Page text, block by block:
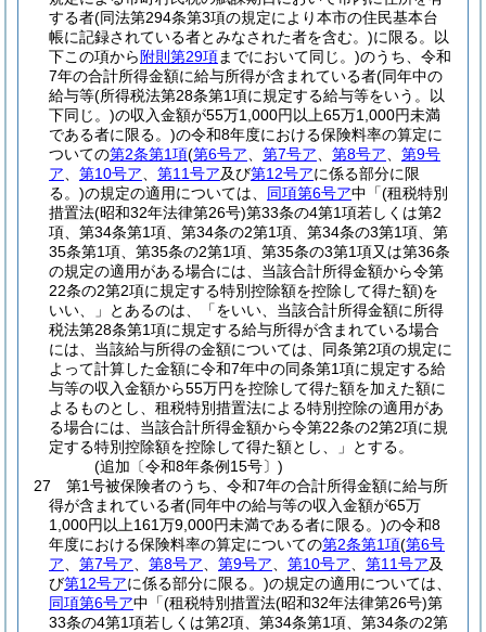
する者(同法第294条第3項の規定により本市の住民基本台
帳に記録されている者とみなされた者を含む。)に限る。以
下この項から 附則第29項までにおいて同じ。)のうち、令和
7年の合計所得金額に給与所得が含まれている者(同年中の
給与等(所得税法第28条第1項に規定する給与等をいう。以
下同じ。)の収入金額が55万1,000円以上65万1,000円未満
である者に限る。)の令和8年度における保険料率の算定に
ついての第2条第1項(第6号ア 第7号ア 第8号ア
第9号
ア
第10号ア 第11号ア及び第12号アに係る部分に限
る。)の規定の適用については、 同項第6号ア中「(租税特別
措置法(昭和32年法律第26号)第33条の4第1項若しくは第2
項、第34条第1項、第34条の2第1項、第34条の3第1項、第
35条第1項、第35条の2第1項、第35条の3第1項又は第36条
の規定の適用がある場合には、当該合計所得金額から令第
22条の2第2項に規定する特別控除額を控除して得た額)を
いい、」とあるのは、「をいい、当該合計所得金額に所得
税法第28条第1項に規定する給与所得が含まれている場合
には、当該給与所得の金額については、同条第2項の規定に
よって計算した金額に令和7年中の同条第1項に規定する給
与等の収入金額から55万円を控除して得た額を加えた額に
よるものとし、租税特別措置法による特別控除の適用があ
る場合には、当該合計所得金額から令第22条の2第2項に規
定する特別控除額を控除して得た額とし、」とする。
(追加〔令和8年条例15号〕)
27
第1号被保険者のうち、令和7年の合計所得金額に給与所
得が含まれている者(同年中の給与等の収入金額が65万
1,000円以上161万9,000円未満である者に限る。)の令和8
年度における保険料率の算定についての第2条第1項(第6号
ア
第7号ア 第8号ア 第9号ア 第10号ア 第11号ア及
び第12号アに係る部分に限る。)の規定の適用については、
同項第6号ア中「(租税特別措置法(昭和32年法律第26号)第
33条の4第1項若しくは第2項、第34条第1項、第34条の2第